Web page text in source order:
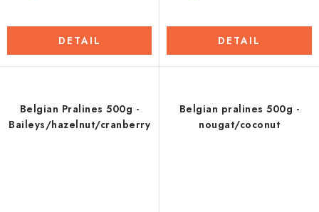
DETAIL DETAIL
Belgian Pralines 500g -
Baileys/hazelnut/cranberry
Belgian pralines 500g -
nougat/coconut